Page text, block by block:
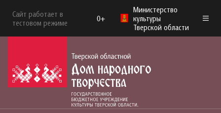
Сайт работает в
тестовом режиме
0+
Министерство
культуры
Тверской области